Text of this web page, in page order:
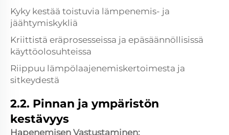
Kyky kestää toistuvia lämpenemis- ja
jäähtymiskykliä
Kriittistä eräprosesseissa ja epäsäännöllisissä
käyttöolosuhteissa
Riippuu lämpölaajenemiskertoimesta ja
sitkeydestä
2.2. Pinnan ja ympäristön
kestävyys
Hapenemisen Vastustaminen: